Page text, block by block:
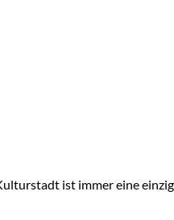
ist immer eine